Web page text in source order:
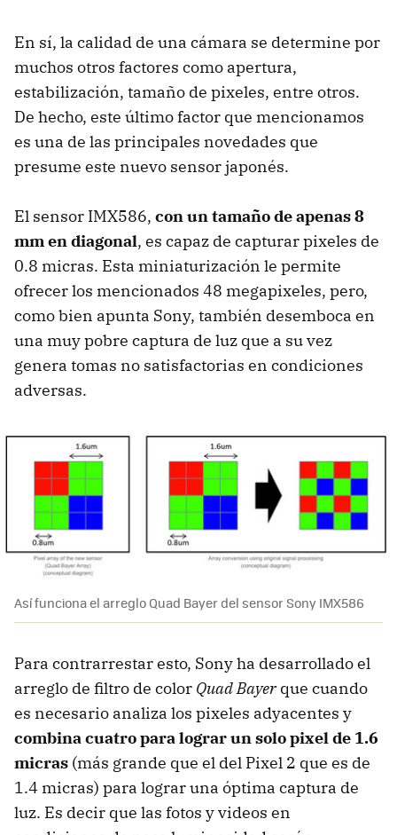
En sí, la calidad de una cámara se determine por
muchos otros factores como apertura,
estabilización, tamaño de pixeles, entre otros.
De hecho, este último factor que mencionamos
es una de las principales novedades que
presume este nuevo sensor japonés.
El sensor IMX586, con un tamaño de apenas 8
mm en diagonal, es capaz de capturar pixeles de
0.8 micras. Esta miniaturización le permite
ofrecer los mencionados 48 megapixeles, pero,
como bien apunta Sony, también desemboca en
una muy pobre captura de luz que a su vez
genera tomas no satisfactorias en condiciones
adversas.
Así funciona el arreglo Quad Bayer del sensor Sony IMX586
Para contrarrestar esto, Sony ha desarrollado el
arreglo de filtro de color Quad Bayerque cuando
es necesario analiza los pixeles adyacentes y
combina cuatro para lograr un solo pixel de 1.6
micras (más grande que el del Pixel 2 que es de
1.4 micras) para lograr una óptima captura de
luz. Es decir que las fotos y videos en